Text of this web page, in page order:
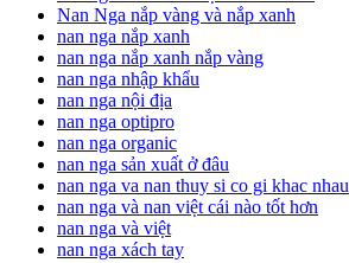
Nan Nga nắp vàng và nắp xanh
nan nga nắp xanh
nan nga nắp xanh nắp vàng
nan nga nhập khẩu
nan nga nội địa
nan nga optipro
nan nga organic
nan nga sản xuất ở đâu
nan nga va nan thuy si co gi khac nhau
nan nga và nan việt cái nào tốt hơn
nan nga và việt
nan nga xách tay